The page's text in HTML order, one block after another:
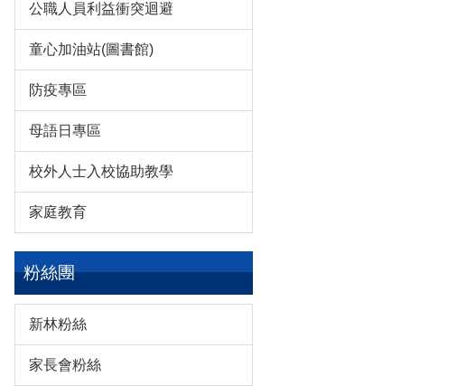
公職人員利益衝突迴避
童心加油站(圖書館)
防疫專區
母語日專區
校外人士入校協助教學
家庭教育
粉絲團
新林粉絲
家長會粉絲